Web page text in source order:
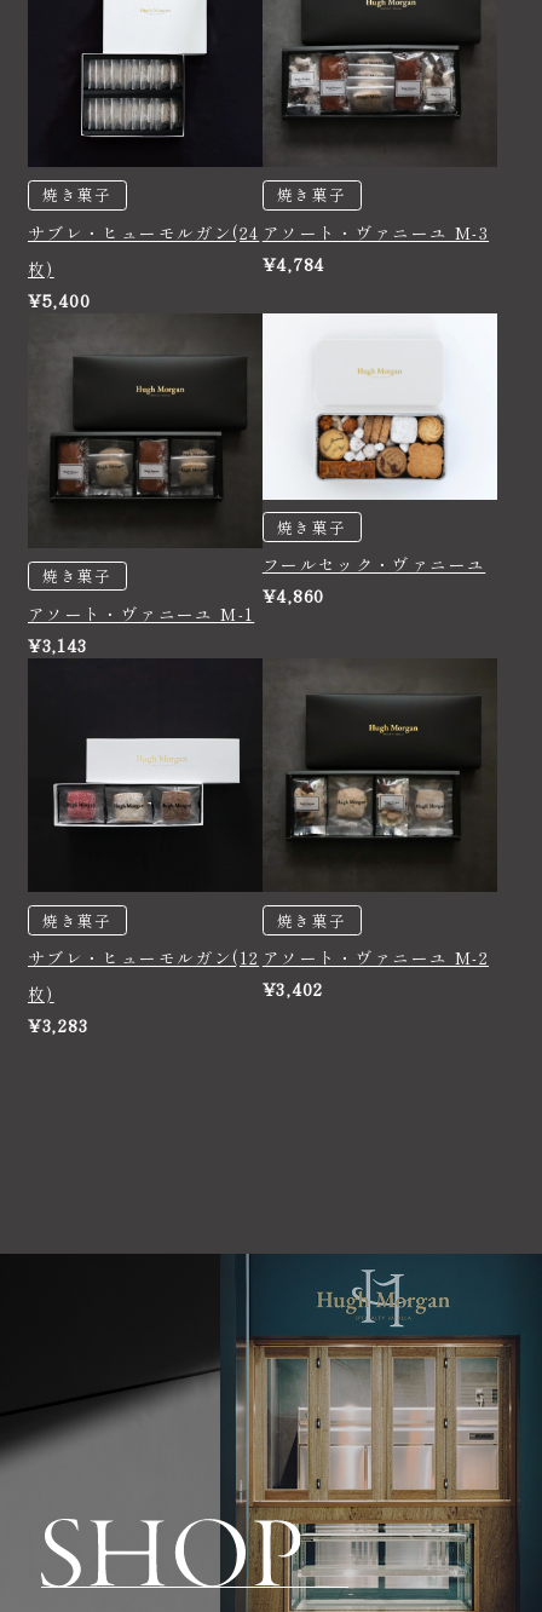
焼き菓子
サブレ・ヒューモルガン(24
枚)
¥5,400
焼き菓子
アソート・ヴァニーユ M-3
¥4,784
焼き菓子
アソート・ヴァニーユ M-1
¥3,143
焼き菓子
フールセック・ヴァニーユ
¥4,860
焼き菓子
サブレ・ヒューモルガン(12
枚)
¥3,283
焼き菓子
アソート・ヴァニーユ M-2
¥3,402